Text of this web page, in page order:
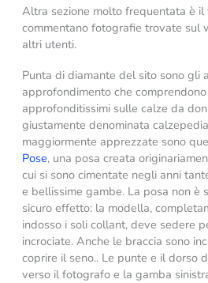
Altra sezione molto frequentata è il
commentano fotografie trovate sul
altri utenti.
Punta di diamante del sito sono gli
approfondimento che
approfonditissimi sulle calze da
giustamente denominata
maggiormente apprezzate sono
Pose, una posa creata
cui si sono cimentate negli anni
e bellissime gambe. La posa non è
sicuro effetto: la modella,
indosso i soli collant, deve sedere
incrociate. Anche le braccia sono
coprire il seno.. Le punte e il dorso
verso il fotografo e la gamba